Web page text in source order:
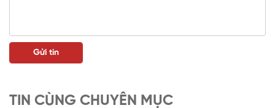
TIN CÙNG CHUYÊN MỤC